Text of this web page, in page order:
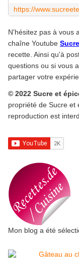
N'hésitez pas à vous
chaîne Youtube
recette. Ainsi qu'à
questions ou si vous
partager votre
© 2022 Sucre et
propriété de Sucre et
reproduction est
Mon blog a été